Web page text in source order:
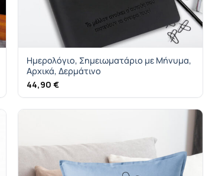
Ημερολόγιο, Σημειωματάριο με Μήνυμα,
Αρχικά, Δερμάτινο
44,90€